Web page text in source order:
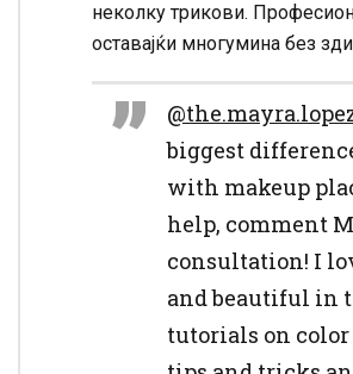
неколку трикови.
оставајќи многумина без
biggest
with makeup
help, comment
consultation! I
and beautiful in
tutorials on